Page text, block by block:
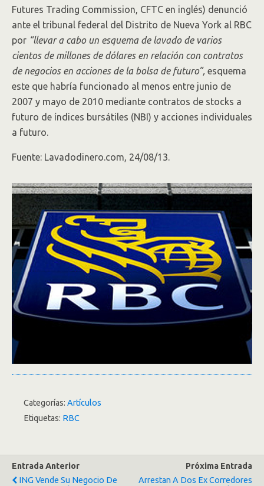
Futures Trading Commission, CFTC en inglés) denunció
ante el tribunal federal del Distrito de Nueva York al RBC
por “llevar a cabo un esquema de lavado de varios
cientos de millones de dólares en relación con contratos
de negocios en acciones de la bolsa de futuro”, esquema
este que habría funcionado al menos entre junio de
2007 y mayo de 2010 mediante contratos de stocks a
futuro de índices bursátiles (NBI) y acciones individuales
a futuro.
Fuente: Lavadodinero.com, 24/08/13.
Categorías: Artículos
Etiquetas: RBC
Entrada Anterior
ING Vende Su Negocio De
Próxima Entrada
Arrestan A Dos Ex Corredores